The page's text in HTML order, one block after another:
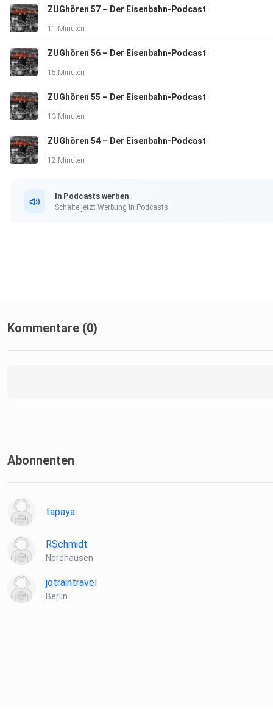
ZUGhören 57 – Der Eisenbahn-Podcast
11 Minuten
ZUGhören 56 – Der Eisenbahn-Podcast
15 Minuten
ZUGhören 55 – Der Eisenbahn-Podcast
13 Minuten
ZUGhören 54 – Der Eisenbahn-Podcast
12 Minuten
In Podcasts werben
Schalte jetzt Werbung in Podcasts.
Kommentare (0)
Abonnenten
tapaya
RSchmidt
Nordhausen
jotraintravel
Berlin